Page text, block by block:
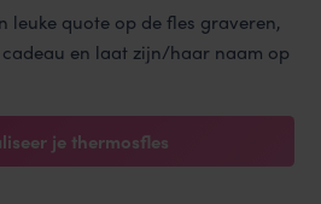
leuke quote op de fles graveren,
en laat zijn/haar naam op
je thermosfles